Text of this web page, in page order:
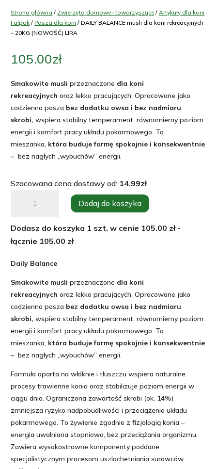
Strona główna / Zwierzęta domowe i towarzyszące /Artykuły dla koni
I alpak /Pasza dla koni / DAILY BALANCE musli dla koni rekreacyjnych
– 20KG (NOWOŚĆ) LIRA
105.00zł
Smakowite musli przeznaczone dla koni
rekreacyjnychoraz lekko pracujących. Opracowane jako
codzienna pasza bez dodatku owsa i bez nadmiaru
skrobi,wspiera stabilny temperament, równomierny poziom
energii i komfort pracy układu pokarmowego. To
mieszanka, która buduje formę spokojnie i konsekwentnie
– bez nagłych „wybuchów” energii.
Szacowana cena dostawy od: 14.99zł
dla
koni
-
(NOWOŚĆ)
Dodaj do koszyka
Dodasz do koszyka 1 szt. w cenie 105.00 zł -
łącznie 105.00 zł
Daily Balance
Smakowite musli przeznaczone dla koni
rekreacyjnychoraz lekko pracujących. Opracowane jako
codzienna pasza bez dodatku owsa i bez nadmiaru
skrobi,wspiera stabilny temperament, równomierny poziom
energii i komfort pracy układu pokarmowego. To
mieszanka, która buduje formę spokojnie i konsekwentnie
– bez nagłych „wybuchów” energii.
Formuła oparta na włóknie i tłuszczu wspiera naturalne
procesy trawienne konia oraz stabilizuje poziom energii w
ciągu dnia. Ograniczona zawartość skrobi (ok. 14%)
zmniejsza ryzyko nadpobudliwości i przeciążenia układu
pokarmowego. To żywienie zgodnie z fizjologią konia –
energia uwalniana stopniowo, bez przeciążania organizmu.
Zawiera wysokostrawne komponenty poddane
specjalistycznym procesom uszlachetniania surowców